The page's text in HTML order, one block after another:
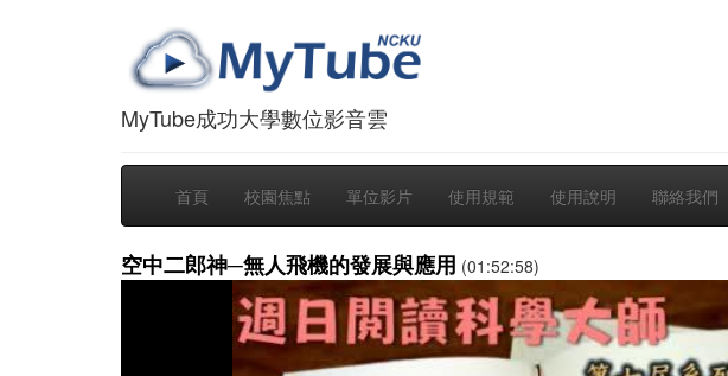
MyTube成功大學數位影音雲
首頁 校園焦點 單位影片 使用規範 使用說明 聯絡我們
空中二郎神─無人飛機的發展與應用 (01:52:58)